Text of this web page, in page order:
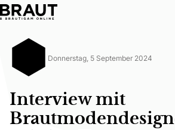
Interview mit Brautmodendesignerin
Donnerstag, 5 September 2024
Interview mit